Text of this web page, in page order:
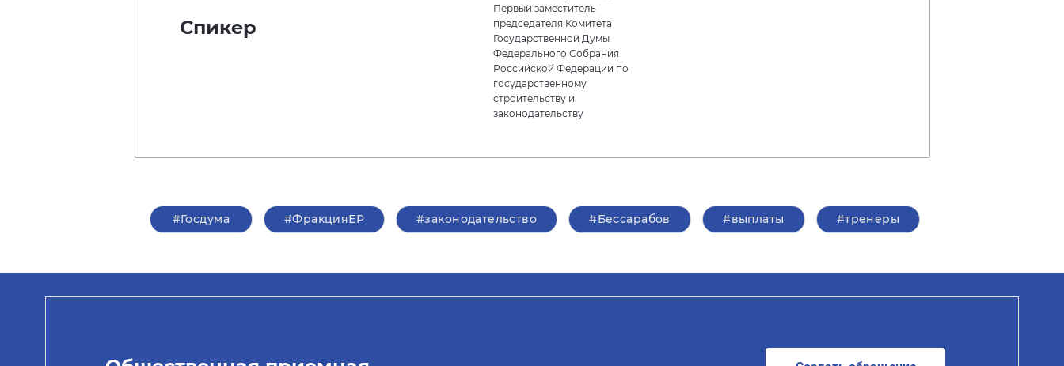
Спикер
Первый заместитель
председателя Комитета
Государственной Думы
Федерального Собрания
Российской Федерации по
государственному
строительству и
законодательству
#Госдума #ФракцияЕР #законодательство #Бессарабов #выплаты #тренеры